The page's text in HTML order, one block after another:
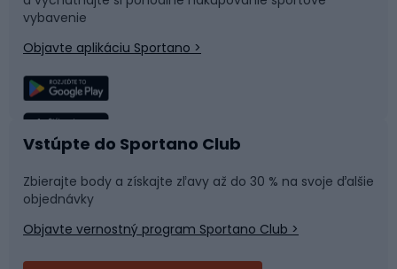
Časti bicyklov
Rybolov
Športová medicína
Bushcraft
Snowboard
Plávanie
Tímové športy
Fitness a posilňovňa
vybavenie
Objavte aplikáciu Sportano >
Vstúpte do Sportano Club
Zbierajte body a získajte zľavy až do 30 % na svoje ďalšie
objednávky
Objavte vernostný program Sportano Club >